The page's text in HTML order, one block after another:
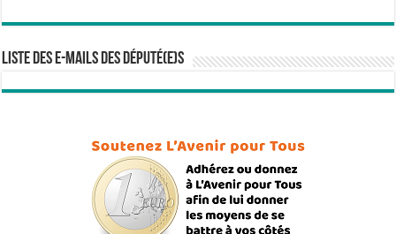
Liste des e-mails des député(e)s